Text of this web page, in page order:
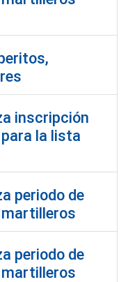
inscripción
la lista
periodo de
periodo de